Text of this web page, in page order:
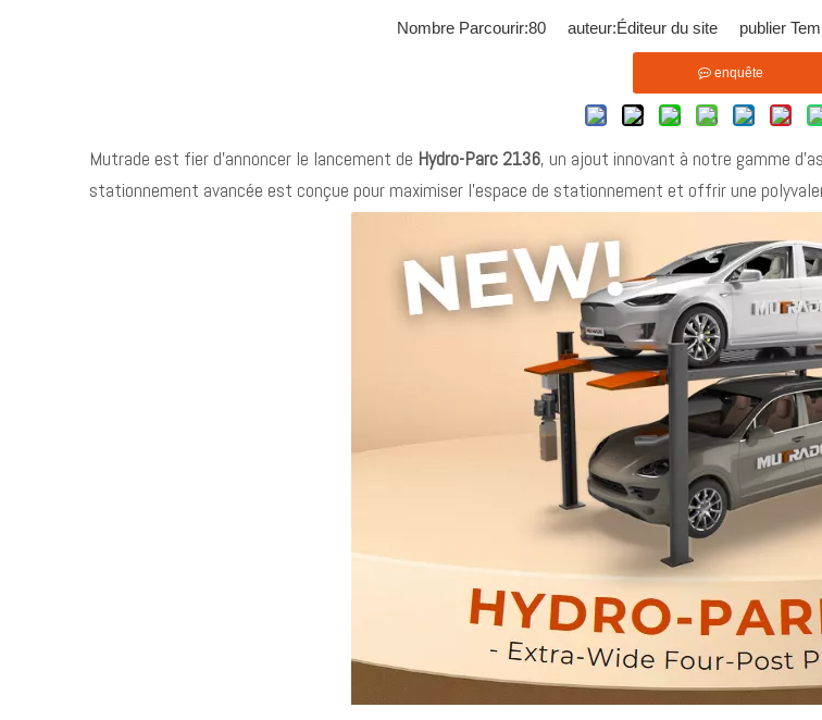
Nombre Parcourir:80auteur:Éditeur du site publier
enquête
Mutrade est fier d'annoncer le lancement de Hydro-Parc 2136, un ajout innovant à notre gamme
stationnement avancée est conçue pour maximiser l’espace de stationnement et offrir une